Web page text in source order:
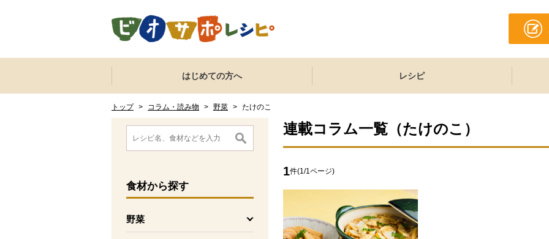
ここからサイト内共通メニューです。
サイト内共通メニューをスキップする
はじめての方へ レシピ
トップ > コラム・読み物 > 野菜 > たけのこ
ここから消費材検索メニューです。
食材から探す
野菜
を開く
消費材検索メニューここまで。
ここから本文です。 連載コラム一覧（たけのこ ）
1件(1 /1 ページ)